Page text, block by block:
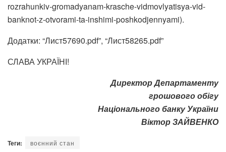
rozrahunkiv-gromadyanam-krasche-vidmovlyatisya-vid-
banknot-z-otvorami-ta-inshimi-poshkodjennyami).
Додатки: “Лист57690.pdf”, “Лист58265.pdf”
СЛАВА УКРАЇНІ!
Директор Департаменту
грошового обігу
Національного банку України
Віктор ЗАЙВЕНКО
Теги: воєнний стан